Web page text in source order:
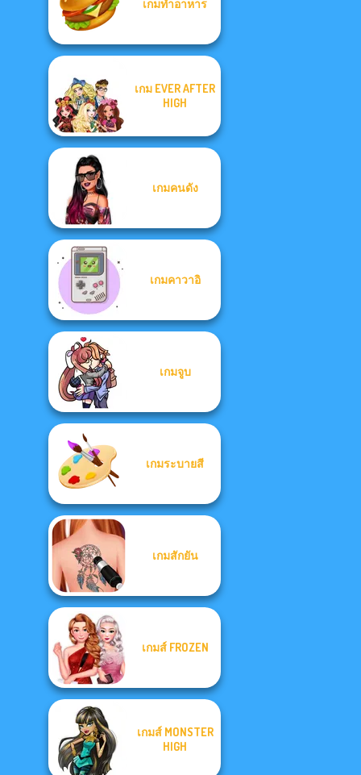
เกมทำอาหาร
เกม EVER AFTER
HIGH
เกมคนดัง
เกมคาวาอิ
เกมจูบ
เกมระบายสี
เกมสักยัน
เกมส์ FROZEN
เกมส์ MONSTER
HIGH